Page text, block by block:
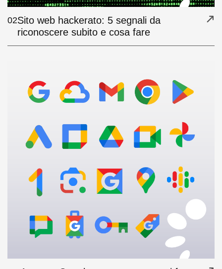
02Sito web hackerato: 5 segnali da
riconoscere subito e cosa fare